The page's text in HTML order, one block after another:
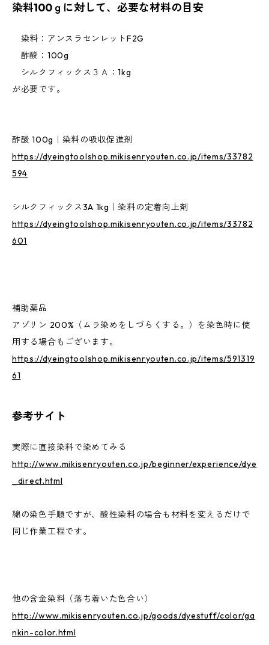
染料100ｇに対して、必要な材料の目安
染料：アンスラセンレットF2G
酢酸：100g
シルクフィックス３Ａ：1kg
が必要です。
酢酸 100g｜染料の吸収促進剤
https://dyeingtoolshop.mikisenryouten.co.jp/items/33782
594
シルクフィックス3A 1kg｜染料の定着向上剤
https://dyeingtoolshop.mikisenryouten.co.jp/items/33782
601
補助薬品
アゾリン 200%（ムラ染めをしづらくする。）を染色時に使
用する場合もございます。
https://dyeingtoolshop.mikisenryouten.co.jp/items/591319
61
参考サイト
実際に直接染料で染めてみる
http://www.mikisenryouten.co.jp/beginner/experience/dye
_direct.html
綿の染色手順ですが、酸性染料の場合も材料を変えるだけで
同じ作業工程です。
他の含金染料（落ち着いた色合い）
http://www.mikisenryouten.co.jp/goods/dyestuff/color/ga
nkin-color.html